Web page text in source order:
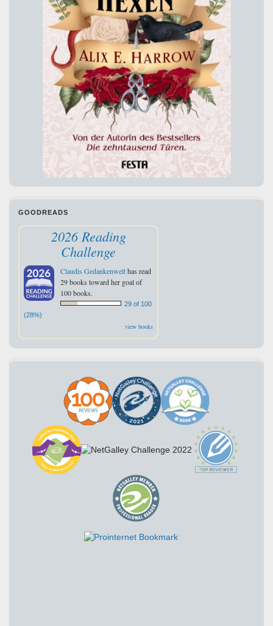
GOODREADS
2026 Reading
Challenge
Claudis Gedankenwelthas read
29 books toward her goal of
100 books.
29 of 100
(28%)
view books